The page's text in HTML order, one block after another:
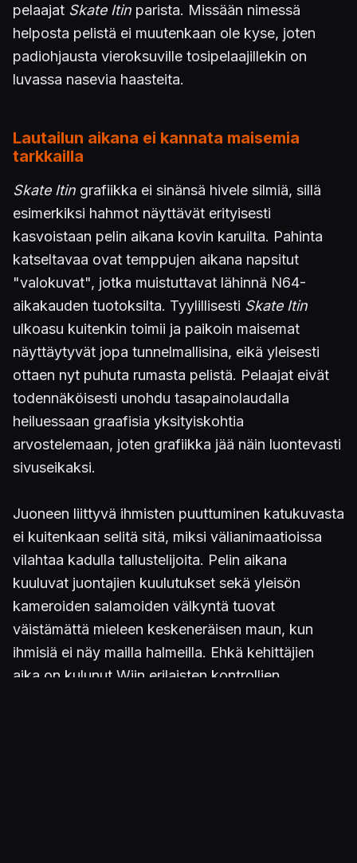
pelaajat Skate Itin parista. Missään nimessä
helposta pelistä ei muutenkaan ole kyse, joten
padiohjausta vieroksuville tosipelaajillekin on
luvassa nasevia haasteita.
Lautailun aikana ei kannata maisemia
tarkkailla
Skate Itin grafiikka ei sinänsä hivele silmiä, sillä
esimerkiksi hahmot näyttävät erityisesti
kasvoistaan pelin aikana kovin karuilta. Pahinta
katseltavaa ovat temppujen aikana napsitut
"valokuvat", jotka muistuttavat lähinnä N64-
aikakauden tuotoksilta. Tyylillisesti Skate Itin
ulkoasu kuitenkin toimii ja paikoin maisemat
näyttäytyvät jopa tunnelmallisina, eikä yleisesti
ottaen nyt puhuta rumasta pelistä. Pelaajat eivät
todennäköisesti unohdu tasapainolaudalla
heiluessaan graafisia yksityiskohtia
arvostelemaan, joten grafiikka jää näin luontevasti
sivuseikaksi.
Juoneen liittyvä ihmisten puuttuminen katukuvasta
ei kuitenkaan selitä sitä, miksi välianimaatioissa
vilahtaa kadulla tallustelijoita. Pelin aikana
kuuluvat juontajien kuulutukset sekä yleisön
kameroiden salamoiden välkyntä tuovat
väistämättä mieleen keskeneräisen maun, kun
ihmisiä ei näy mailla halmeilla. Ehkä kehittäjien
aika on kulunut Wiin erilaisten kontrollien